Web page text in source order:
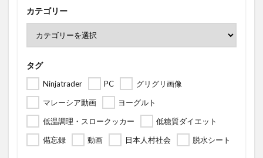
カテゴリー
タグ
Ninjatrader PC
グリグリ画像
マレーシア動画
ヨーグルト
低温調理・スロークッカー
低糖質ダイエット
備忘録
動画 日本人村社会 脱水シート